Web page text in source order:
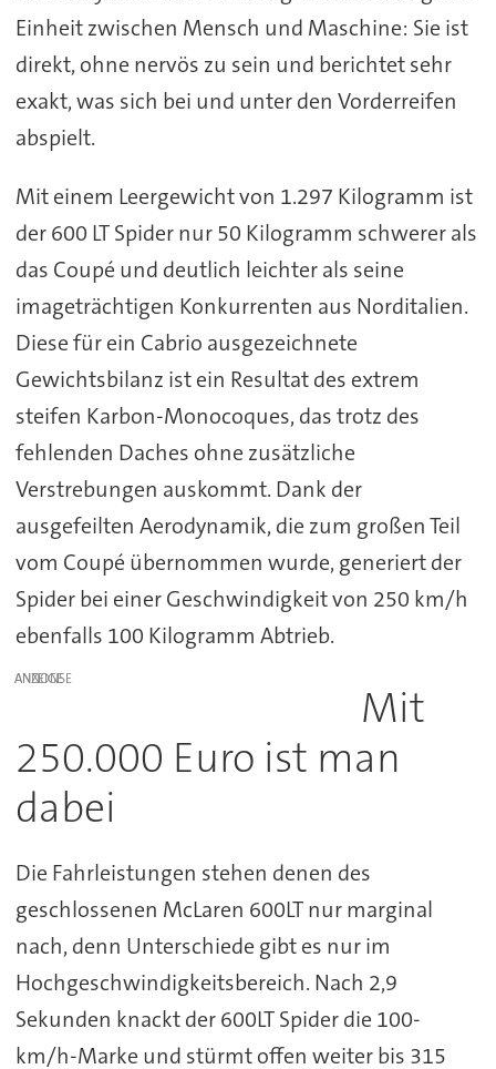
Einheit zwischen Mensch und Maschine: Sie ist
direkt, ohne nervös zu sein und berichtet sehr
exakt, was sich bei und unter den Vorderreifen
abspielt.
Mit einem Leergewicht von 1.297 Kilogramm ist
der 600 LT Spider nur 50 Kilogramm schwerer als
das Coupé und deutlich leichter als seine
imageträchtigen Konkurrenten aus Norditalien.
Diese für ein Cabrio ausgezeichnete
Gewichtsbilanz ist ein Resultat des extrem
steifen Karbon-Monocoques, das trotz des
fehlenden Daches ohne zusätzliche
Verstrebungen auskommt. Dank der
ausgefeilten Aerodynamik, die zum großen Teil
vom Coupé übernommen wurde, generiert der
Spider bei einer Geschwindigkeit von 250 km/h
ebenfalls 100 Kilogramm Abtrieb.
ANZEIGE
Mit
250.000 Euro ist man
dabei
Die Fahrleistungen stehen denen des
geschlossenen McLaren 600LT nur marginal
nach, denn Unterschiede gibt es nur im
Hochgeschwindigkeitsbereich. Nach 2,9
Sekunden knackt der 600LT Spider die 100-
km/h-Marke und stürmt offen weiter bis 315